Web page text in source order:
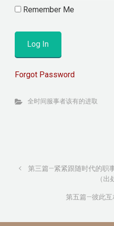
Remember Me
Forgot Password
全时间服事者该有的进取
第三篇—紧紧跟随时代的职
（出
第五篇—彼此互